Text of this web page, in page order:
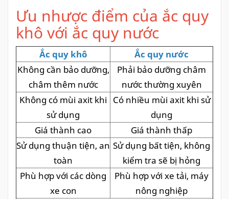
Ưu nhược điểm của ắc quy
khô với ắc quy nước
Ắc quy khô
Ắc quy nước
Không cần bảo dưỡng,
châm thêm nước
Phải bảo dưỡng châm
nước thường xuyên
Không có mùi axit khi
sử dụng
Có nhiều mùi axit khi sử
dụng
Giá thành cao
Giá thành thấp
Sử dụng thuận tiện, an
toàn
Sử dụng bất tiện, không
kiểm tra sẽ bị hỏng
Phù hợp với các dòng
xe con
Phù hợp với xe tải, máy
nông nghiệp